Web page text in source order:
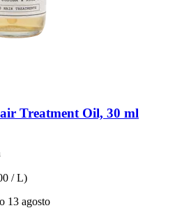
Treatment Oil, 30 ml
/ L)
13 agosto